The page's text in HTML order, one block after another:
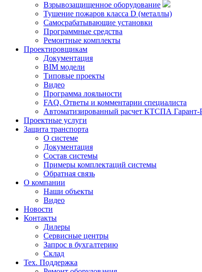
Взрывозащищенное оборудование
Тушение пожаров класса D (металлы)
Самосрабатывающие установки
Программные средства
Ремонтные комплекты
Проектировщикам
Документация
BIM модели
Типовые проекты
Видео
Программа лояльности
FAQ. Ответы и комментарии специалиста
Автоматизированный расчет КТСПА Гарант-
Проектные услуги
Защита транспорта
О системе
Документация
Состав системы
Примеры комплектаций системы
Обратная связь
О компании
Наши объекты
Видео
Новости
Контакты
Дилеры
Сервисные центры
Запрос в бухгалтерию
Склад
Тех. Поддержка